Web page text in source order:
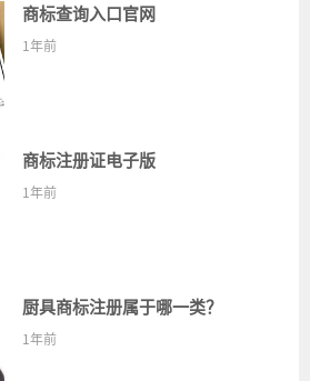
商标查询入口官网
1年前
商标注册证电子版
1年前
厨具商标注册属于哪一类？
1年前